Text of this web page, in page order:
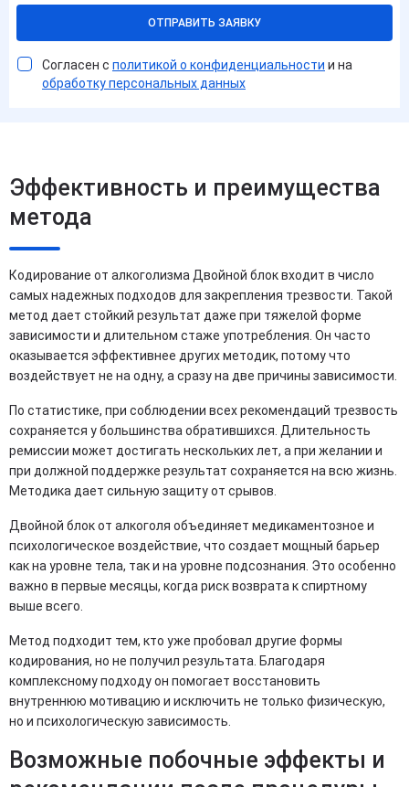
ОТПРАВИТЬ ЗАЯВКУ
Согласен с политикой о конфиденциальности и на
обработку персональных данных
Эффективность и преимущества
метода
Кодирование от алкоголизма Двойной блок входит в число
самых надежных подходов для закрепления трезвости. Такой
метод дает стойкий результат даже при тяжелой форме
зависимости и длительном стаже употребления. Он часто
оказывается эффективнее других методик, потому что
воздействует не на одну, а сразу на две причины зависимости.
По статистике, при соблюдении всех рекомендаций трезвость
сохраняется у большинства обратившихся. Длительность
ремиссии может достигать нескольких лет, а при желании и
при должной поддержке результат сохраняется на всю жизнь.
Методика дает сильную защиту от срывов.
Двойной блок от алкоголя объединяет медикаментозное и
психологическое воздействие, что создает мощный барьер
как на уровне тела, так и на уровне подсознания. Это особенно
важно в первые месяцы, когда риск возврата к спиртному
выше всего.
Метод подходит тем, кто уже пробовал другие формы
кодирования, но не получил результата. Благодаря
комплексному подходу он помогает восстановить
внутреннюю мотивацию и исключить не только физическую,
но и психологическую зависимость.
Возможные побочные эффекты и